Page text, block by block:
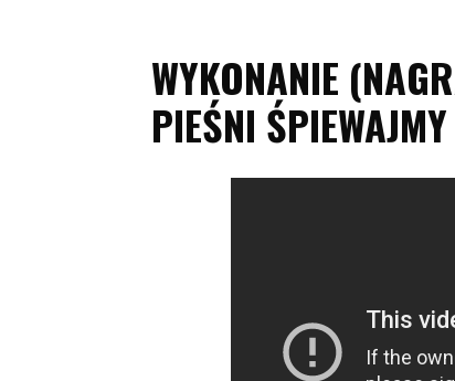
WYKONANIE
PIEŚNI ŚPIEWAJMY